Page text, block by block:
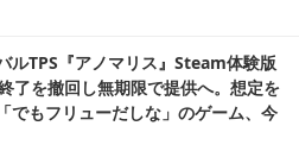
ルTPS『アノマリス』Steam体験版
了を撤回し無期限で提供へ。想定を
でもフリューだしな」のゲーム、今